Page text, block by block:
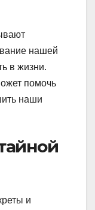
нашей
в жизни.
помочь
наши
и